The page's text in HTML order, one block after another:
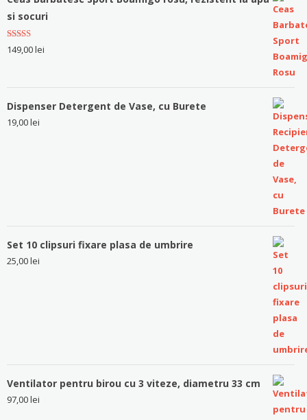
si socuri
Evaluat la
5.00stele
149,00lei
Dispenser Detergent de Vase, cu Burete
19,00lei
Set 10 clipsuri fixare plasa de umbrire
25,00lei
Ventilator pentru birou cu 3 viteze, diametru 33 cm
97,00lei